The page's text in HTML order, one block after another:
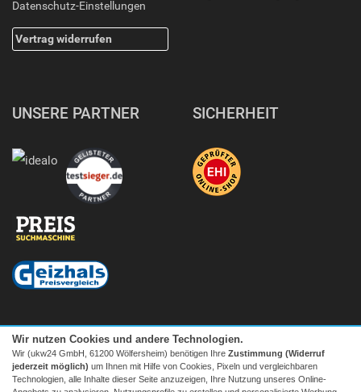
Datenschutz-Einstellungen
Vertrag widerrufen
UNSERE PARTNER SICHERHEIT
Wir nutzen Cookies und andere Technologien.
Wir (ukw24 GmbH, 61200 Wölfersheim) benötigen Ihre Zustimmung (Widerruf
jederzeit möglich) um Ihnen mit Hilfe von Cookies, Pixeln und vergleichbaren
Technologien, alle Inhalte dieser Seite anzuzeigen, Ihre Nutzung unseres Online-